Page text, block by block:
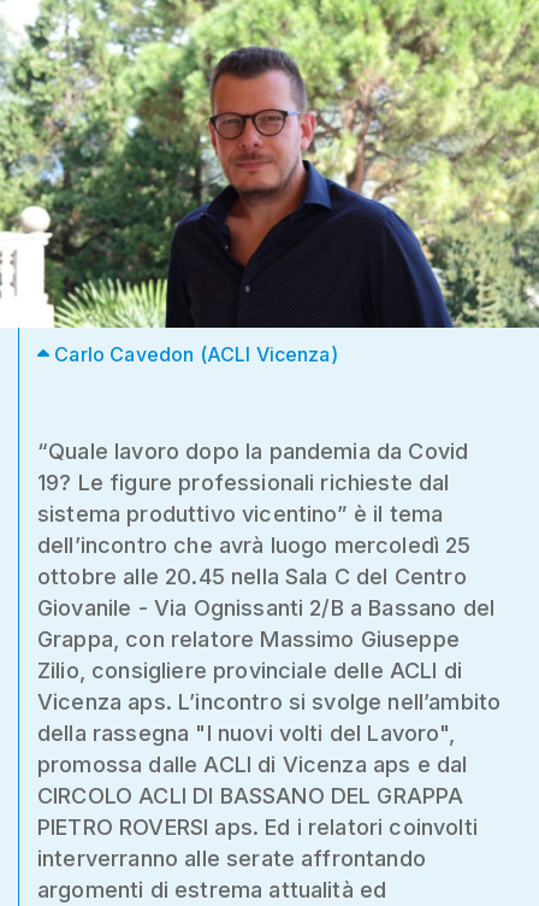
Carlo Cavedon (ACLI Vicenza)
“Quale lavoro dopo la pandemia da Covid
19? Le figure professionali richieste dal
sistema produttivo vicentino” è il tema
dell’incontro che avrà luogo mercoledì 25
ottobre alle 20.45 nella Sala C del Centro
Giovanile - Via Ognissanti 2/B a Bassano del
Grappa, con relatore Massimo Giuseppe
Zilio, consigliere provinciale delle ACLI di
Vicenza aps. L’incontro si svolge nell’ambito
della rassegna "I nuovi volti del Lavoro",
promossa dalle ACLI di Vicenza aps e dal
CIRCOLO ACLI DI BASSANO DEL GRAPPA
PIETRO ROVERSI aps. Ed i relatori coinvolti
interverranno alle serate affrontando
argomenti di estrema attualità ed